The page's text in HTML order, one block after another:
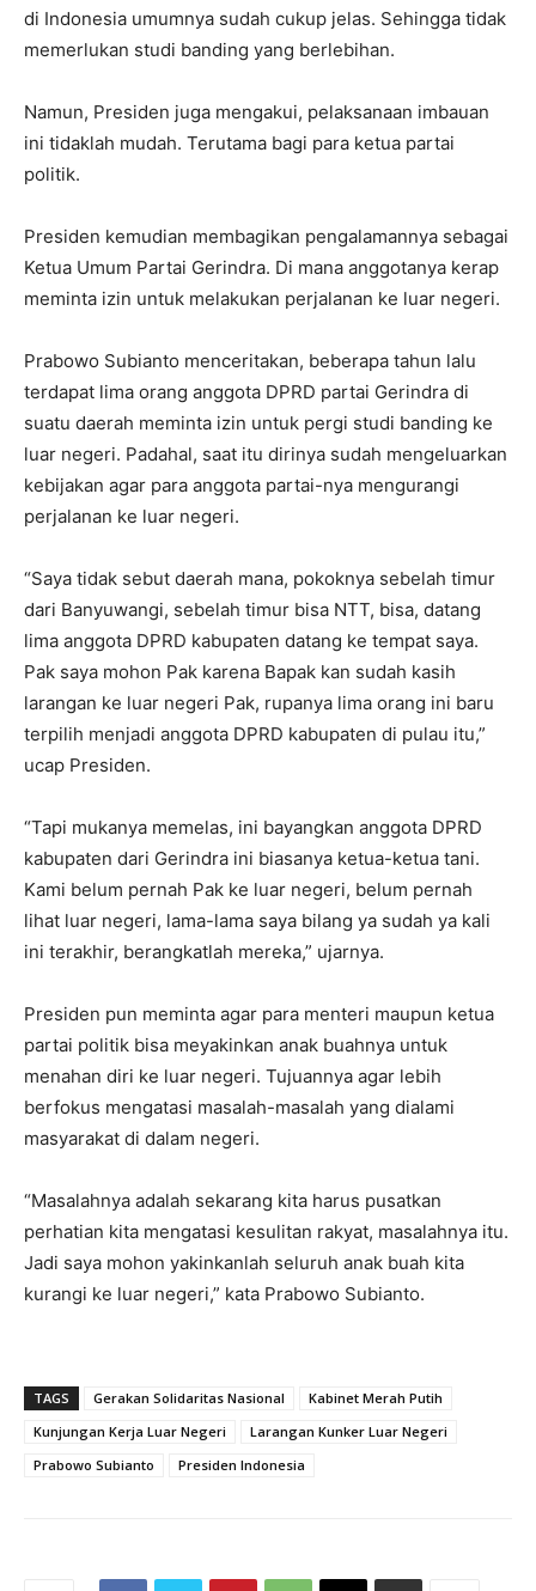
di Indonesia umumnya sudah cukup jelas. Sehingga tidak
memerlukan studi banding yang berlebihan.
Namun, Presiden juga mengakui, pelaksanaan imbauan
ini tidaklah mudah. Terutama bagi para ketua partai
politik.
Presiden kemudian membagikan pengalamannya sebagai
Ketua Umum Partai Gerindra. Di mana anggotanya kerap
meminta izin untuk melakukan perjalanan ke luar negeri.
Prabowo Subianto menceritakan, beberapa tahun lalu
terdapat lima orang anggota DPRD partai Gerindra di
suatu daerah meminta izin untuk pergi studi banding ke
luar negeri. Padahal, saat itu dirinya sudah mengeluarkan
kebijakan agar para anggota partai-nya mengurangi
perjalanan ke luar negeri.
“Saya tidak sebut daerah mana, pokoknya sebelah timur
dari Banyuwangi, sebelah timur bisa NTT, bisa, datang
lima anggota DPRD kabupaten datang ke tempat saya.
Pak saya mohon Pak karena Bapak kan sudah kasih
larangan ke luar negeri Pak, rupanya lima orang ini baru
terpilih menjadi anggota DPRD kabupaten di pulau itu,”
ucap Presiden.
“Tapi mukanya memelas, ini bayangkan anggota DPRD
kabupaten dari Gerindra ini biasanya ketua-ketua tani.
Kami belum pernah Pak ke luar negeri, belum pernah
lihat luar negeri, lama-lama saya bilang ya sudah ya kali
ini terakhir, berangkatlah mereka,” ujarnya.
Presiden pun meminta agar para menteri maupun ketua
partai politik bisa meyakinkan anak buahnya untuk
menahan diri ke luar negeri. Tujuannya agar lebih
berfokus mengatasi masalah-masalah yang dialami
masyarakat di dalam negeri.
“Masalahnya adalah sekarang kita harus pusatkan
perhatian kita mengatasi kesulitan rakyat, masalahnya itu.
Jadi saya mohon yakinkanlah seluruh anak buah kita
kurangi ke luar negeri,” kata Prabowo Subianto.
TAGS Gerakan Solidaritas Nasional
Kabinet Merah Putih
Kunjungan Kerja Luar Negeri
Larangan Kunker Luar Negeri
Prabowo Subianto
Presiden Indonesia